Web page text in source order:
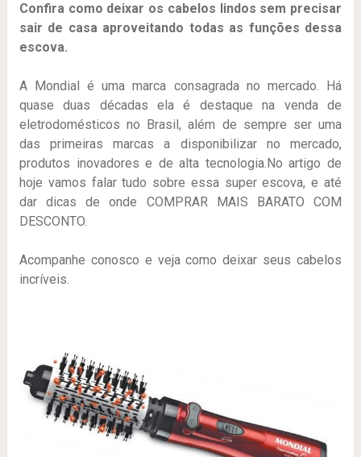
Confira como deixar os cabelos lindos sem precisar
sair de casa aproveitando todas as funções dessa
escova.
A Mondial é uma marca consagrada no mercado. Há
quase duas décadas ela é destaque na venda de
eletrodomésticos no Brasil, além de sempre ser uma
das primeiras marcas a disponibilizar no mercado,
produtos inovadores e de alta tecnologia.No artigo de
hoje vamos falar tudo sobre essa super escova, e até
dar dicas de onde COMPRAR MAIS BARATO COM
DESCONTO.
Acompanhe conosco e veja como deixar seus cabelos
incríveis.